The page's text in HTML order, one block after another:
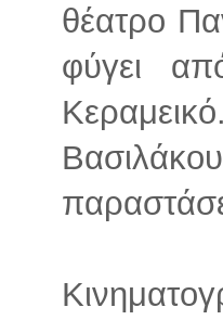
θέατρο
φύγει